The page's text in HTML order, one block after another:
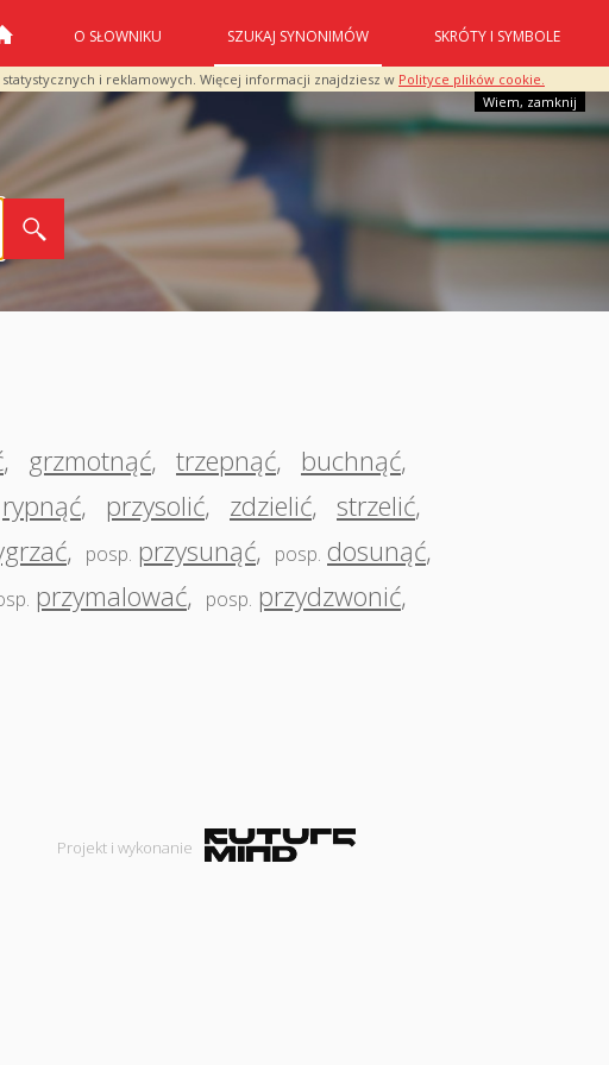
i reklamowych. Więcej informacji znajdziesz w Polityce plików cookie.
Wiem, zamknij
O SŁOWNIKU SZUKAJ SYNONIMÓW SKRÓTY I SYMBOLE
, grzmotnąć, trzepnąć, buchnąć,
rypnąć, przysolić, zdzielić, strzelić,
, posp. przysunąć, posp. dosunąć,
przymalować, posp. przydzwonić,
Projekt i wykonanie